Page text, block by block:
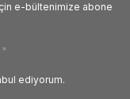
e-bültenimize abone
ediyorum.